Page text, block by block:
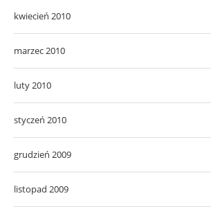
kwiecień 2010
marzec 2010
luty 2010
styczeń 2010
grudzień 2009
listopad 2009